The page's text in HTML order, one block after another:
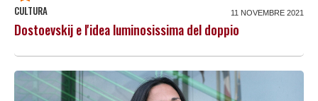
CULTURA 11 NOVEMBRE 2021
Dostoevskij e l'idea luminosissima del doppio